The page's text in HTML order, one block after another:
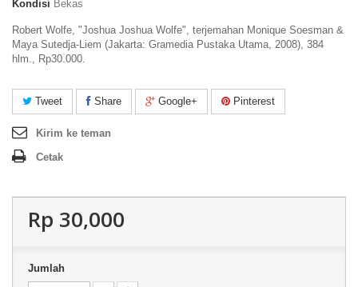
Kondisi Bekas
Robert Wolfe, "Joshua Joshua Wolfe", terjemahan Monique Soesman &
Maya Sutedja-Liem (Jakarta: Gramedia Pustaka Utama, 2008), 384
hlm., Rp30.000.
Tweet Share Google+ Pinterest
Kirim ke teman
Cetak
Rp‎ 30,000
Jumlah